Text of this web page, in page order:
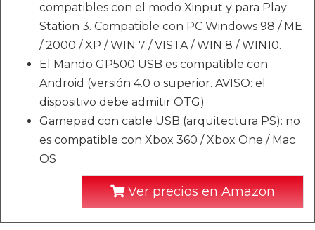
compatibles con el modo Xinput y para Play
Station 3. Compatible con PC Windows 98 / ME
/ 2000 / XP / WIN 7 / VISTA / WIN 8 / WIN10.
El Mando GP500 USB es compatible con
Android (versión 4.0 o superior. AVISO: el
dispositivo debe admitir OTG)
Gamepad con cable USB (arquitectura PS): no
es compatible con Xbox 360 / Xbox One / Mac
OS
Ver precios en Amazon